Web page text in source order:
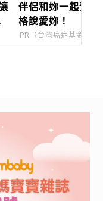
伴侶和妳一起預防
格說愛妳！
PR（台灣癌症基金會）